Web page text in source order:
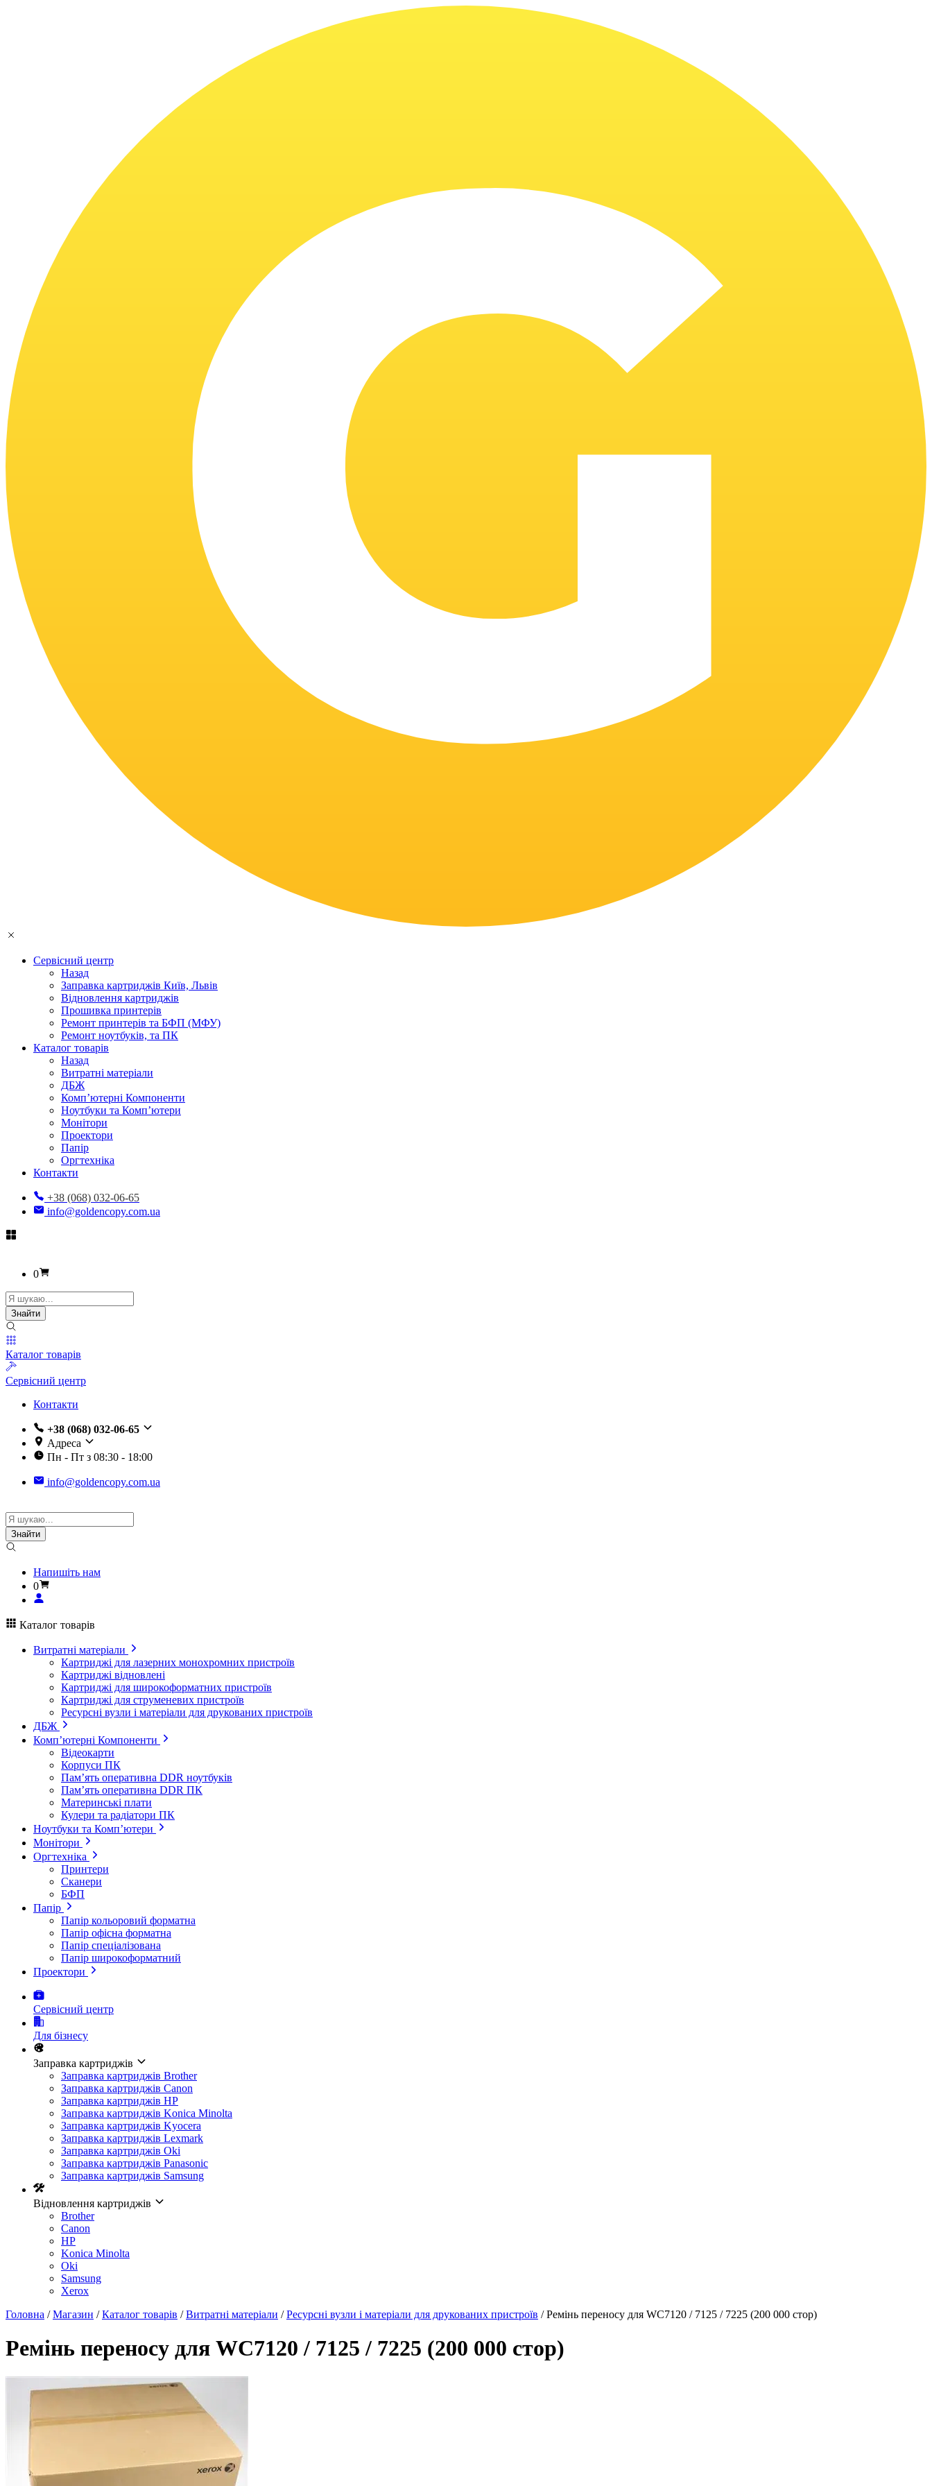
Сервісний центр
Назад
Заправка картриджів Київ, Львів
Відновлення картриджів
Прошивка принтерів
Ремонт принтерів та БФП (МФУ)
Ремонт ноутбуків, та ПК
Каталог товарів
Назад
Витратні матеріали
ДБЖ
Комп’ютерні Компоненти
Ноутбуки та Комп’ютери
Монітори
Проектори
Папір
Оргтехніка
Контакти
+38 (068) 032-06-65
info@goldencopy.com.ua
0
Пошук
товарів
Знайти
Каталог товарів
Сервісний центр
Контакти
+38 (068) 032-06-65
Адреса
Пн - Пт з 08:30 - 18:00
info@goldencopy.com.ua
Пошук
товарів
Знайти
Напишіть нам
0
Каталог товарів
Витратні матеріали
Картриджі для лазерних монохромних пристроїв
Картриджі відновлені
Картриджі для широкоформатних пристроїв
Картриджі для струменевих пристроїв
Ресурсні вузли і матеріали для друкованих пристроїв
ДБЖ
Комп’ютерні Компоненти
Відеокарти
Корпуси ПК
Пам’ять оперативна DDR ноутбуків
Пам’ять оперативна DDR ПК
Материнські плати
Кулери та радіатори ПК
Ноутбуки та Комп’ютери
Монітори
Оргтехніка
Принтери
Сканери
БФП
Папір
Папір кольоровий форматна
Папір офісна форматна
Папір спеціалізована
Папір широкоформатний
Проектори
Сервісний центр
Для бізнесу
Заправка картриджів
Заправка картриджів Brother
Заправка картриджів Canon
Заправка картриджів HP
Заправка картриджів Konica Minolta
Заправка картриджів Kyocera
Заправка картриджів Lexmark
Заправка картриджів Oki
Заправка картриджів Panasonic
Заправка картриджів Samsung
Відновлення картриджів
Brother
Canon
HP
Konica Minolta
Oki
Samsung
Xerox
Головна /Магазин /Каталог товарів /Витратні матеріали /Ресурсні вузли і матеріали для друкованих пристроїв / Ремінь переносу для WC7120 / 7125 / 7225 (200 000 стор)
Ремінь переносу для WC7120 / 7125 / 7225 (200 000 стор)